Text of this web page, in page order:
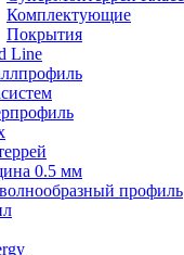
Комплектующие
Покрытия
Line
0.5 мм
профиль